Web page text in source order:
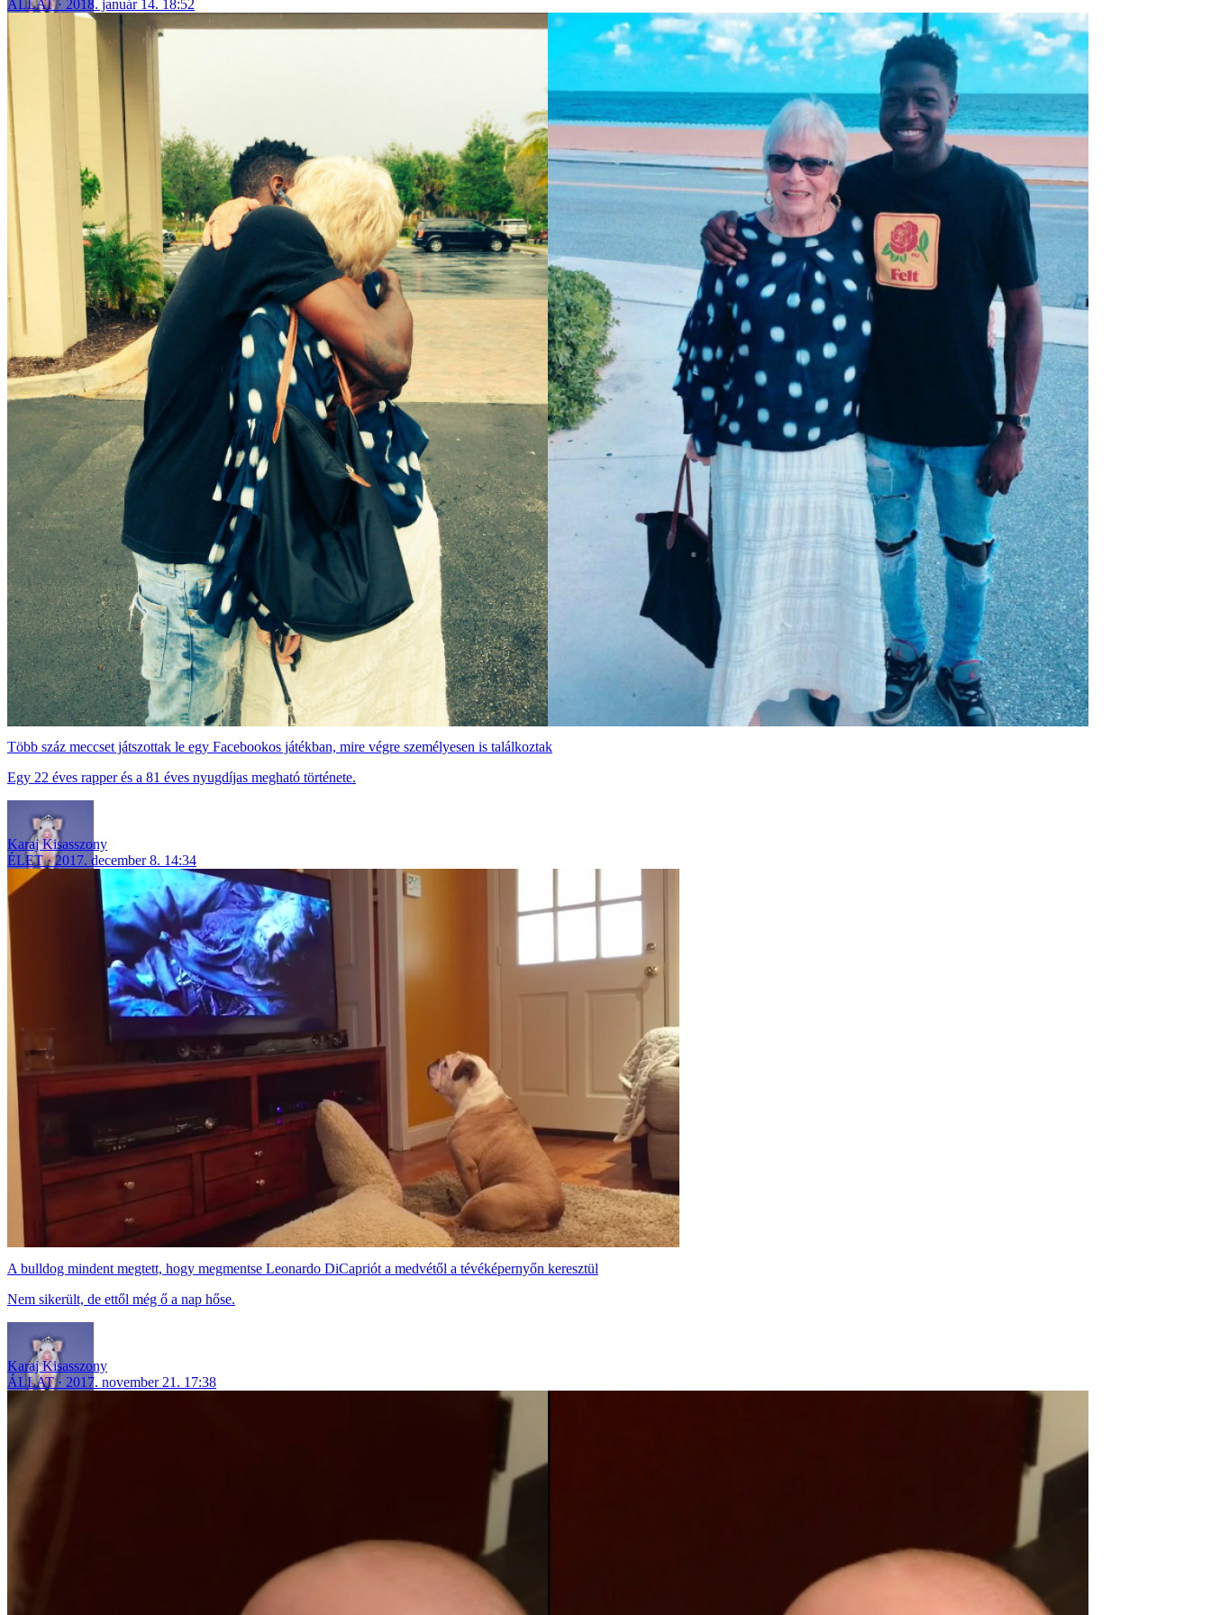
ÁLLAT 2018. január 14. 18:52
Több száz meccset játszottak le egy Facebookos játékban, mire végre személyesen is találkoztak
Egy 22 éves rapper és a 81 éves nyugdíjas megható története.
Karaj Kisasszony
ÉLET
2017. december 8. 14:34
A bulldog mindent megtett, hogy megmentse Leonardo DiCapriót a medvétől a tévéképernyőn keresztül
Nem sikerült, de ettől még ő a nap hőse.
Karaj Kisasszony
ÁLLAT
2017. november 21. 17:38